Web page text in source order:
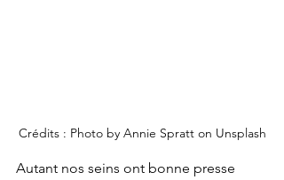
Crédits : Photo by Annie Spratt on Unsplash
Autant nos seins ont bonne presse